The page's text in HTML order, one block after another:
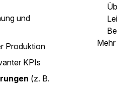
und
Produktion
KPIs
(z. B.
Mehr